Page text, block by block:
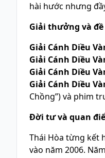
hài hước nhưng
Giải thưởng và
Giải Cánh Diều
Giải Cánh Diều
Giải Cánh Diều
Giải Cánh Diều
Chồng”) và phim
Đời tư và quan
Thái Hòa từng kết
vào năm 2006.